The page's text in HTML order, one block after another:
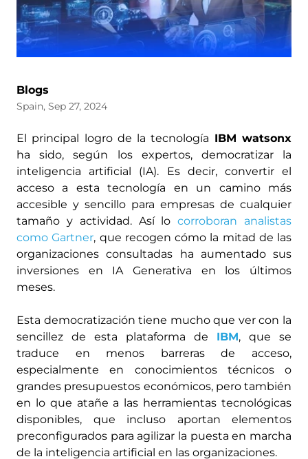
Blogs
Spain, Sep 27, 2024
El principal logro de la tecnología IBM watsonx
ha sido, según los expertos, democratizar la
inteligencia artificial (IA). Es decir, convertir el
acceso a esta tecnología en un camino más
accesible y sencillo para empresas de cualquier
tamaño y actividad. Así locorroboran analistas
como Gartner, que recogen cómo la mitad de las
organizaciones consultadas ha aumentado sus
inversiones en IA Generativa en los últimos
meses.
Esta democratización tiene mucho que ver con la
sencillez de esta plataforma de IBM, que se
traduce en menos barreras de acceso,
especialmente en conocimientos técnicos o
grandes presupuestos económicos, pero también
en lo que atañe a las herramientas tecnológicas
disponibles, que incluso aportan elementos
preconfigurados para agilizar la puesta en marcha
de la inteligencia artificial en las organizaciones.